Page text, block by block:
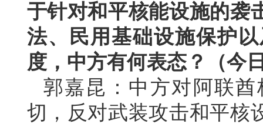
于针对和平核能设施的袭
法、民用基础设施保护
度，中方有何表态？（今
郭嘉昆：中方对阿联
切，反对武装攻击和平核